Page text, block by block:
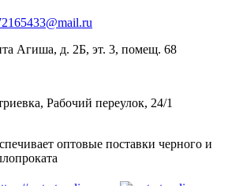
Агиша, д. 2Б, эт. 3, помещ. 68
Рабочий переулок, 24/1
оптовые поставки черного и